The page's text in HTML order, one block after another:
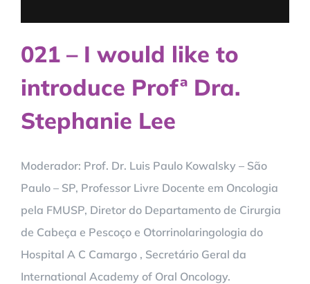
021 – I would like to
introduce Profª Dra.
Stephanie Lee
Moderador: Prof. Dr. Luis Paulo Kowalsky – São
Paulo – SP, Professor Livre Docente em Oncologia
pela FMUSP, Diretor do Departamento de Cirurgia
de Cabeça e Pescoço e Otorrinolaringologia do
Hospital A C Camargo , Secretário Geral da
International Academy of Oral Oncology.